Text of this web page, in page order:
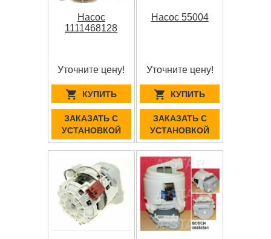
Насос
1111468128
Уточните цену!
КУПИТЬ
ЗАКАЗАТЬ С
УСТАНОВКОЙ
Насос 55004
Уточните цену!
КУПИТЬ
ЗАКАЗАТЬ С
УСТАНОВКОЙ